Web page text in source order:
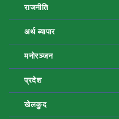
राजनीति
अर्थ ब्यापार
मनोरञ्जन
प्रदेश
खेलकुद